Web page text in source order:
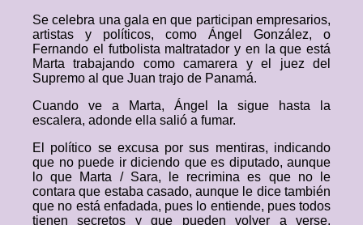
Se celebra una gala en que participan empresarios,
artistas y políticos, como Ángel González, o
Fernando el futbolista maltratador y en la que está
Marta trabajando como camarera y el juez del
Supremo al que Juan trajo de Panamá.
Cuando ve a Marta, Ángel la sigue hasta la
escalera, adonde ella salió a fumar.
El político se excusa por sus mentiras, indicando
que no puede ir diciendo que es diputado, aunque
lo que Marta / Sara, le recrimina es que no le
contara que estaba casado, aunque le dice también
que no está enfadada, pues lo entiende, pues todos
tienen secretos y que pueden volver a verse,